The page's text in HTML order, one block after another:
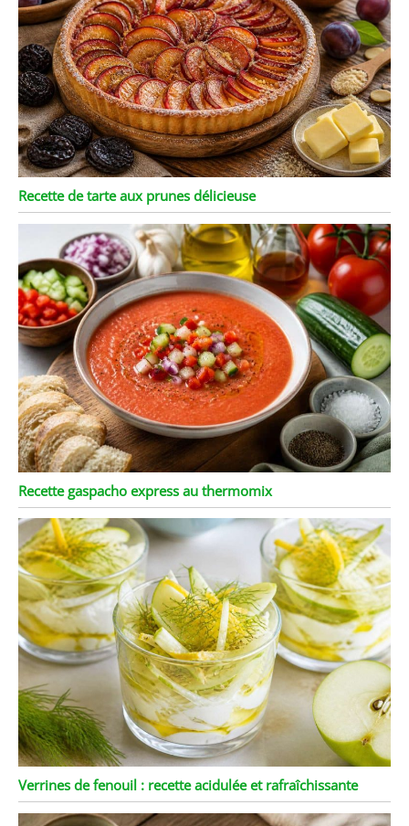
Recette de tarte aux prunes délicieuse
Recette gaspacho express au thermomix
Verrines de fenouil : recette acidulée et rafraîchissante